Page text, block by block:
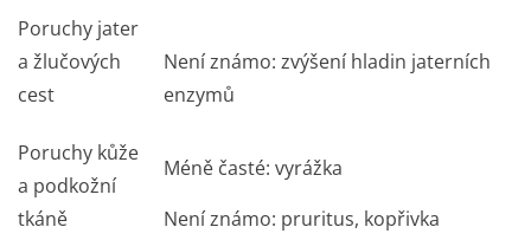
Poruchy jater
a žlučových
cest
Není známo: zvýšení hladin jaterních
enzymů
Poruchy kůže
a podkožní
tkáně
Méně časté: vyrážka
Není známo: pruritus, kopřivka